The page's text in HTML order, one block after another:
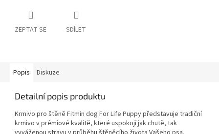
ZEPTAT SE SDÍLET
Popis Diskuze
Detailní popis produktu
Krmivo pro štěně Fitmin dog For Life Puppy představuje tradiční
krmivo v prémiové kvalitě, které uspokojí jak chutě, tak